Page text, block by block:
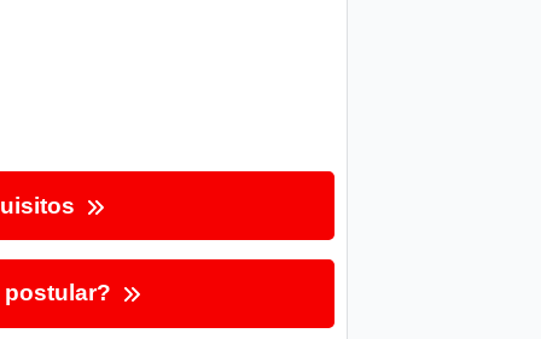
postular?